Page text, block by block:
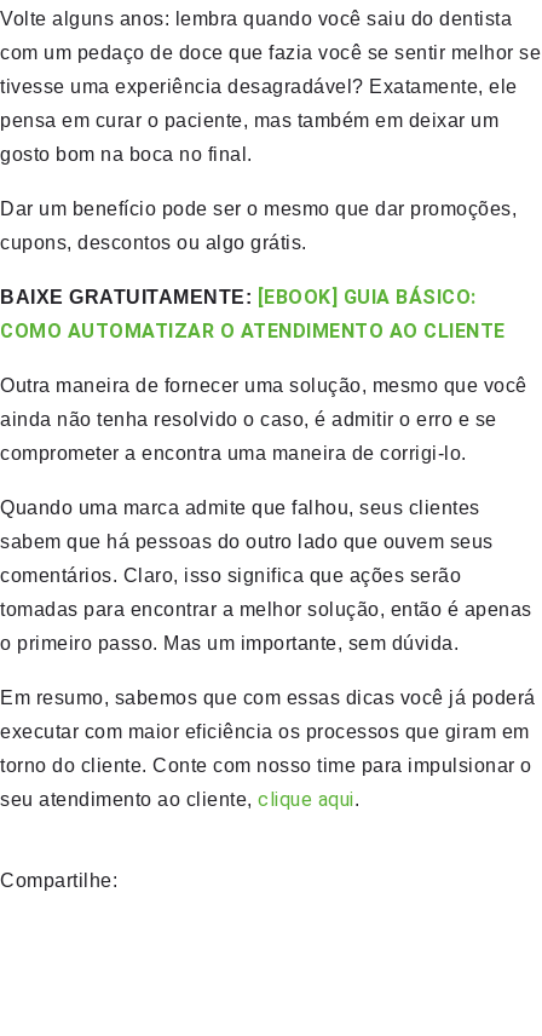
Volte alguns anos: lembra quando você saiu do dentista
com um pedaço de doce que fazia você se sentir melhor se
tivesse uma experiência desagradável? Exatamente, ele
pensa em curar o paciente, mas também em deixar um
gosto bom na boca no final.
Dar um benefício pode ser o mesmo que dar promoções,
cupons, descontos ou algo grátis.
BAIXE GRATUITAMENTE: [EBOOK] GUIA BÁSICO:
COMO AUTOMATIZAR O ATENDIMENTO AO CLIENTE
Outra maneira de fornecer uma solução, mesmo que você
ainda não tenha resolvido o caso, é admitir o erro e se
comprometer a encontra uma maneira de corrigi-lo.
Quando uma marca admite que falhou, seus clientes
sabem que há pessoas do outro lado que ouvem seus
comentários. Claro, isso significa que ações serão
tomadas para encontrar a melhor solução, então é apenas
o primeiro passo. Mas um importante, sem dúvida.
Em resumo, sabemos que com essas dicas você já poderá
executar com maior eficiência os processos que giram em
torno do cliente. Conte com nosso time para impulsionar o
seu atendimento ao cliente, clique aqui.
Compartilhe: